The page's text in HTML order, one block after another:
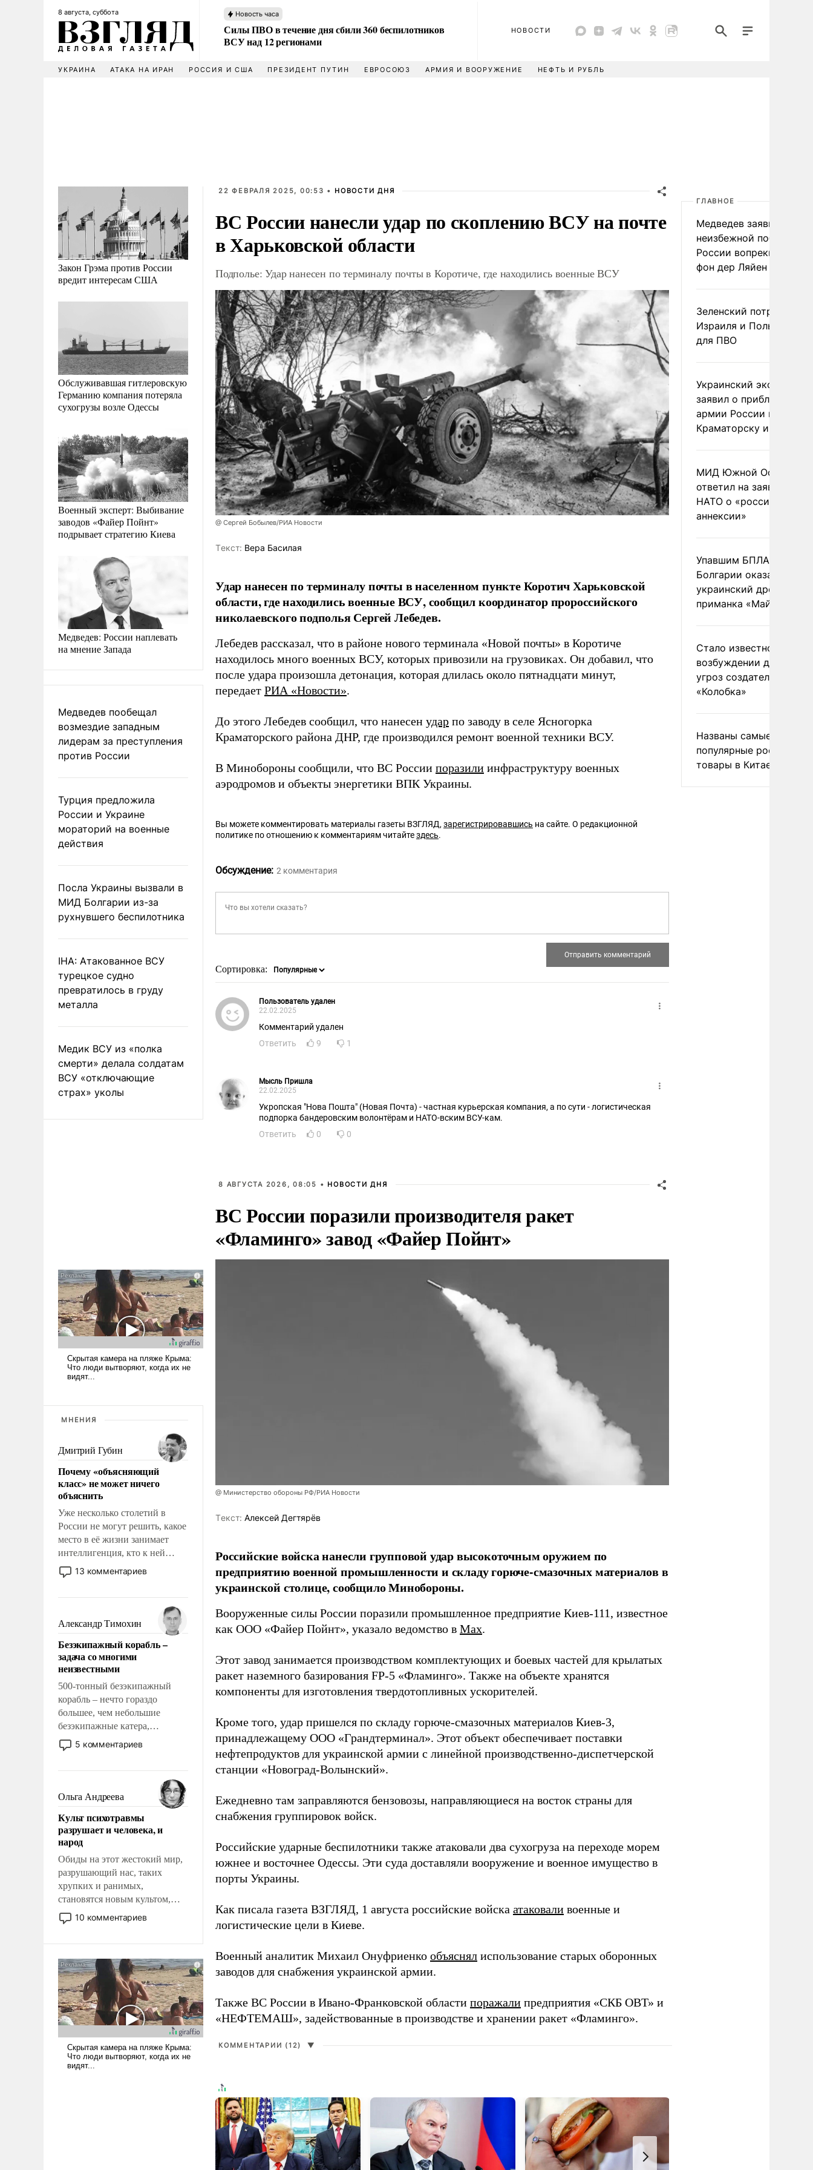
8 августа, суббота Новость часа
Силы ПВО в течение дня сбили 360 беспилотников
ВСУ над 12 регионами
НОВОСТИ
УКРАИНА АТАКА НА ИРАН РОССИЯ И США ПРЕЗИДЕНТ ПУТИН ЕВРОСОЮЗ АРМИЯ И ВООРУЖЕНИЕ НЕФТЬ И РУБЛЬ
Закон Грэма против России
вредит интересам США
Обслуживавшая гитлеровскую
Германию компания потеряла
сухогрузы возле Одессы
Военный эксперт: Выбивание
заводов «Файер Пойнт»
подрывает стратегию Киева
Медведев: России наплевать
на мнение Запада
Медведев пообещал
возмездие западным
лидерам за преступления
против России
Турция предложила
России и Украине
мораторий на военные
действия
Посла Украины вызвали в
МИД Болгарии из-за
рухнувшего беспилотника
IHA: Атакованное ВСУ
турецкое судно
превратилось в груду
металла
Медик ВСУ из «полка
смерти» делала солдатам
ВСУ «отключающие
страх» уколы
МНЕНИЯ
Дмитрий Губин
Почему «объясняющий
класс» не может ничего
объяснить
Уже несколько столетий в
России не могут решить, какое
место в её жизни занимает
интеллигенция, кто к ней
принадлежит, а кого из неё
исключили с правом
чем она отличается от просто
образованных людей. Иногда
казалось, что эти вопросы
решены раз и навсегда, но –
нет, не решены.
13 комментариев
Александр Тимохин
Безэкипажный корабль –
задача со многими
неизвестными
500-тонный безэкипажный
корабль – нечто гораздо
большее, чем небольшие
безэкипажные катера,
применение которых уже
стало обыденностью. Задача по
сложна и амбициозна. Однако
и ее реализация радикально
поднимет наши боевые
возможности.
5 комментариев
Ольга Андреева
Культ психотравмы
разрушает и человека, и
народ
Обиды на этот жестокий мир,
разрушающий нас, таких
хрупких и ранимых,
становятся новым культом,
постепенно вытесняя и
отменяя традиционное
ударами судьбы, брать на себя
ответственность, помогать
слабым, идти вперед и
адаптироваться.
10 комментариев
22 ФЕВРАЛЯ 2025, 00:53 • НОВОСТИ ДНЯ
ВС России нанесли удар по скоплению ВСУ на почте
в Харьковской области
Подполье: Удар нанесен по терминалу почты в Коротиче, где находились военные ВСУ
@ Сергей Бобылев/РИА Новости
Tекст: Вера Басилая
Удар нанесен по терминалу почты в населенном пункте Коротич Харьковской
области, где находились военные ВСУ, сообщил координатор пророссийского
николаевского подполья Сергей Лебедев.
Лебедев рассказал, что в районе нового терминала «Новой почты» в Коротиче
находилось много военных ВСУ, которых привозили на грузовиках. Он добавил, что
после удара произошла детонация, которая длилась около пятнадцати минут,
передает РИА «Новости».
До этого Лебедев сообщил, что нанесен удар по заводу в селе Ясногорка
Краматорского района ДНР, где производился ремонт военной техники ВСУ.
В Минобороны сообщили, что ВС России поразили инфраструктуру военных
аэродромов и объекты энергетики ВПК Украины.
Вы можете комментировать материалы газеты ВЗГЛЯД,зарегистрировавшись на сайте. О редакционной
политике по отношению к комментариям читайтездесь.
Обсуждение: 2 комментария
Сортировка:
Пользователь удален
22.02.2025
Комментарий удален
Ответить
9 1
Мысль Пришла
22.02.2025
Укропская "Нова Пошта" (Новая Почта) - частная курьерская компания, а по сути - логистическая
подпорка бандеровским волонтёрам и НАТО-вским ВСУ-кам.
Ответить
0 0
8 АВГУСТА 2026, 08:05 • НОВОСТИ ДНЯ
ВС России поразили производителя ракет
«Фламинго» завод «Файер Пойнт»
@ Министерство обороны РФ/РИА Новости
Tекст: Алексей Дегтярёв
Российские войска нанесли групповой удар высокоточным оружием по
предприятию военной промышленности и складу горюче-смазочных материалов в
украинской столице, сообщило Минобороны.
Вооруженные силы России поразили промышленное предприятие Киев-111, известное
как ООО «Файер Пойнт», указало ведомство в Max.
Этот завод занимается производством комплектующих и боевых частей для крылатых
ракет наземного базирования FP-5 «Фламинго». Также на объекте хранятся
компоненты для изготовления твердотопливных ускорителей.
Кроме того, удар пришелся по складу горюче-смазочных материалов Киев-3,
принадлежащему ООО «Грандтерминал». Этот объект обеспечивает поставки
нефтепродуктов для украинской армии с линейной производственно-диспетчерской
станции «Новоград-Волынский».
Ежедневно там заправляются бензовозы, направляющиеся на восток страны для
снабжения группировок войск.
Российские ударные беспилотники также атаковали два сухогруза на переходе морем
южнее и восточнее Одессы. Эти суда доставляли вооружение и военное имущество в
порты Украины.
Как писала газета ВЗГЛЯД, 1 августа российские войска атаковали военные и
логистические цели в Киеве.
Военный аналитик Михаил Онуфриенко объяснял использование старых оборонных
заводов для снабжения украинской армии.
Также ВС России в Ивано-Франковской области поражали предприятия «СКБ ОВТ» и
«НЕФТЕМАШ», задействованные в производстве и хранении ракет «Фламинго».
КОММЕНТАРИИ (12) ▼
ГЛАВНОЕ
Медведев заявил о
неизбежной победе
России вопреки словам
фон дер Ляйен
Зеленский потребовал
Израиля и Польши
для ПВО
Украинский эксперт
заявил о приближении
армии России к
Краматорску и
МИД Южной Осетии
ответил на заявления
НАТО о «российской
аннексии»
Упавшим БПЛА в
Болгарии оказался
украинский дрон-
приманка «Майя»
Стало известно о
возбуждении дела из-
угроз создателям
«Колобка»
Названы самые
популярные российские
товары в Китае